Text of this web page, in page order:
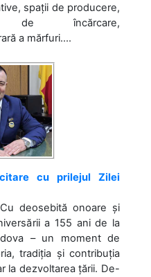
spații de producere,
de încărcare,
a mărfuri....
cu prilejul Zilei
deosebită onoare și
a 155 ani de la
– un moment de
tradiția și contribuția
la dezvoltarea țării. De-